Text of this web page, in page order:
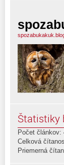
Štatistiky
Počet článkov:
Celková
Priemerná